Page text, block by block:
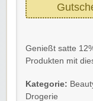
Genießt satte
Produkten mit
Hierfür nur den
eingeben.
Kategorie:
Drogerie